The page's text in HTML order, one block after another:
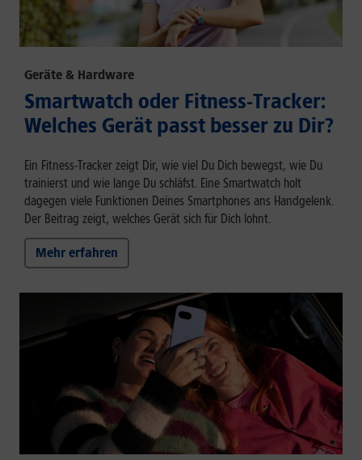
Geräte & Hardware
Smartwatch oder Fitness-Tracker:
Welches Gerät passt besser zu Dir?
Ein Fitness-Tracker zeigt Dir, wie viel Du Dich bewegst, wie Du
trainierst und wie lange Du schläfst. Eine Smartwatch holt
dagegen viele Funktionen Deines Smartphones ans Handgelenk.
Der Beitrag zeigt, welches Gerät sich für Dich lohnt.
Mehr erfahren